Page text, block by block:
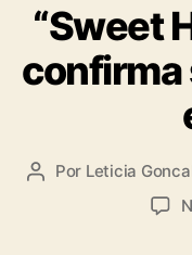
“Sweet
confirma
A Por Leticia